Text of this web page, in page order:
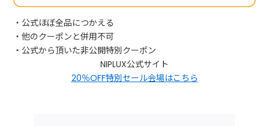
・公式ほぼ全品につかえる
・他のクーポンと併用不可
・公式から頂いた非公開特別クーポン
NIPLUX公式サイト
20％OFF特別セール会場はこちら